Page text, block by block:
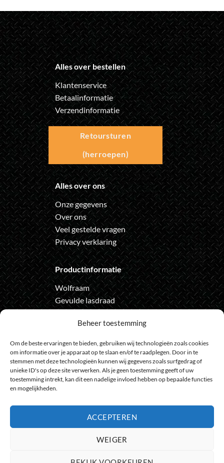
Beheer toestemming
Om de beste ervaringen te bieden, gebruiken wij technologieën zoals cookies
om informatie over je apparaat op te slaan en/of te raadplegen. Door in te
stemmen met deze technologieën kunnen wij gegevens zoals surfgedrag of
unieke ID's op deze site verwerken. Als je geen toestemming geeft of uw
toestemming intrekt, kan dit een nadelige invloed hebben op bepaalde functies
en mogelijkheden.
ACCEPTEREN
WEIGER
Alles over bestellen
Klantenservice
Betaalinformatie
Verzendinformatie
Retoursturen
(herroepen)
Alles over ons
Onze gegevens
Over ons
Veel gestelde vragen
Privacy verklaring
Productinformatie
Wolfraam
Gevulde lasdraad
Onze nieuwsbrief
Meld je aan voor de nieuwsbrief
en loop geen actie meer mis
BancontactGiroPay